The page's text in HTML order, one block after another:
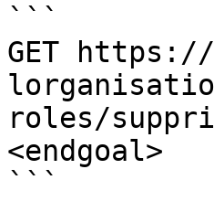
```
GET
roles/
<endgoal>
```